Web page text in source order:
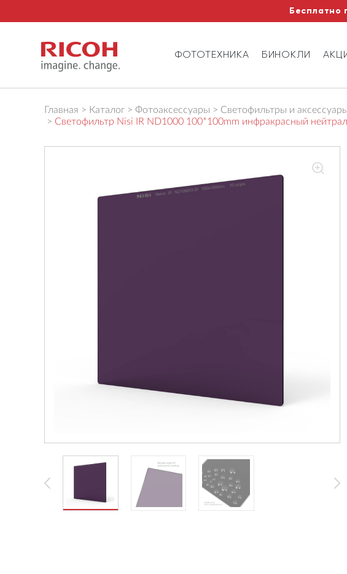
Бесплатно
ФОТОТЕХНИКА БИНОКЛИ
Главная Каталог Фотоаксессуары Светофильтры и
Светофильтр Nisi IR ND1000 100*100mm инфракрасный